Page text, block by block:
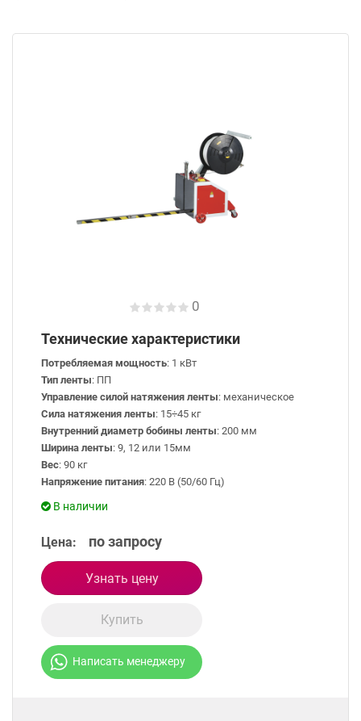
0
Технические характеристики
Потребляемая мощность: 1 кВт
Тип ленты: ПП
Управление силой натяжения ленты: механическое
Сила натяжения ленты: 15÷45 кг
Внутренний диаметр бобины ленты: 200 мм
Ширина ленты: 9, 12 или 15мм
Вес: 90 кг
Напряжение питания: 220 В (50/60 Гц)
В наличии
Цена: по запросу
Узнать цену
Купить
Написать менеджеру